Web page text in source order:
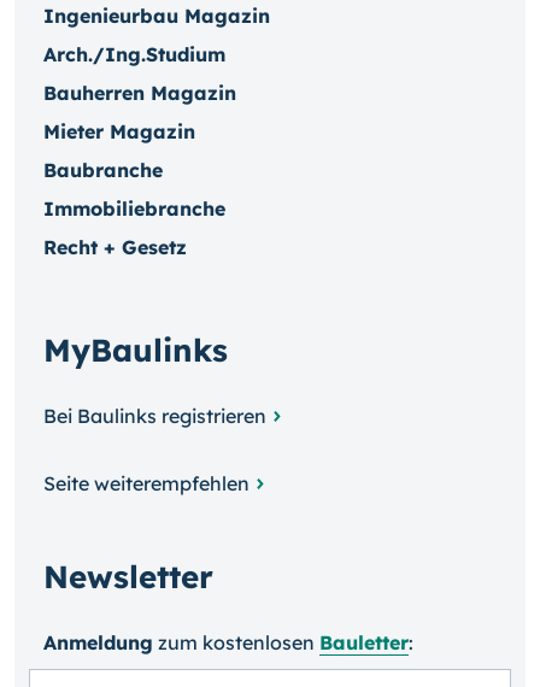
Ingenieurbau Magazin
Arch./Ing.Studium
Bauherren Magazin
Mieter Magazin
Baubranche
Immobiliebranche
Recht + Gesetz
MyBaulinks
Bei Baulinks registrieren
Seite weiterempfehlen
Newsletter
Anmeldung zum kosten­losen Bauletter: